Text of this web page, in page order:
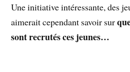
Une initiative intéressante, des
aimerait cependant savoir sur
sont recrutés ces jeunes…